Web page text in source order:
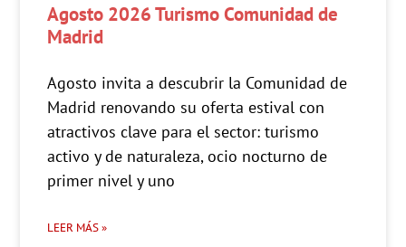
Agosto 2026 Turismo Comunidad de
Madrid
Agosto invita a descubrir la Comunidad de
Madrid renovando su oferta estival con
atractivos clave para el sector: turismo
activo y de naturaleza, ocio nocturno de
primer nivel y uno
LEER MÁS »